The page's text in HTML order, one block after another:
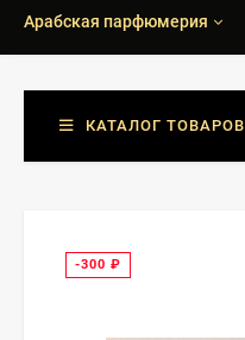
Арабская парфюмерия
КАТАЛОГ ТОВАРОВ
-300 ₽